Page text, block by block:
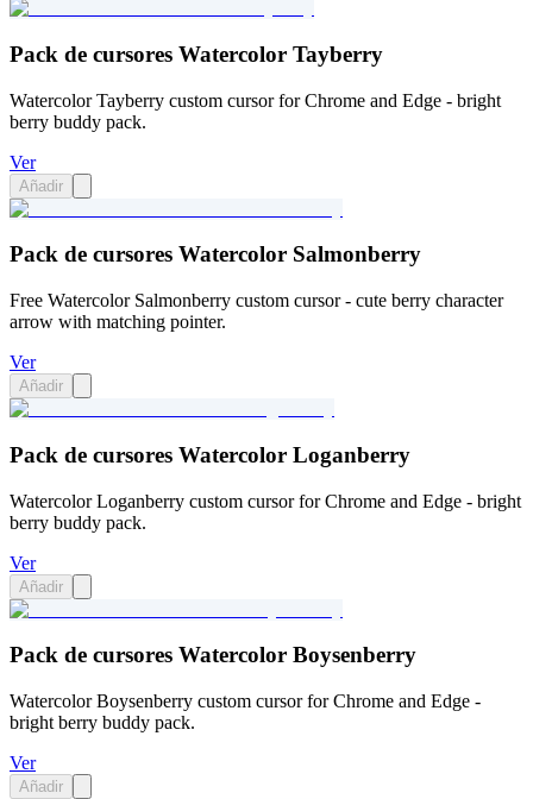
Pack de cursores Watercolor Tayberry
Watercolor Tayberry custom cursor for Chrome and Edge - bright
berry buddy pack.
Ver
Añadir
Pack de cursores Watercolor Salmonberry
Free Watercolor Salmonberry custom cursor - cute berry character
arrow with matching pointer.
Ver
Añadir
Pack de cursores Watercolor Loganberry
Watercolor Loganberry custom cursor for Chrome and Edge - bright
berry buddy pack.
Ver
Añadir
Pack de cursores Watercolor Boysenberry
Watercolor Boysenberry custom cursor for Chrome and Edge -
bright berry buddy pack.
Ver
Añadir